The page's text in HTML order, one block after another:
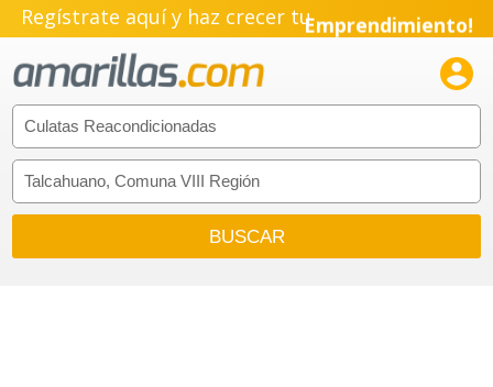
Regístrate aquí y haz crecer tuEmprendimiento!
